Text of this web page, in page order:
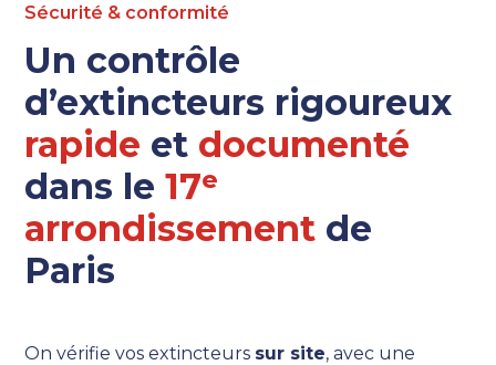
Sécurité & conformité
Un contrôle
d’extincteurs rigoureux
rapide et documenté
dans le17ᵉ
arrondissement de
Paris
On vérifie vos extincteurs sur site, avec une